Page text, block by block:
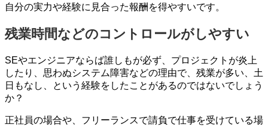
自分の実力や経験に見合った報酬を得やすいです。
残業時間などのコントロールがしやすい
SEやエンジニアならば誰しもが必ず、プロジェクトが炎上
したり、思わぬシステム障害などの理由で、残業が多い、土
日もなし、という経験をしたことがあるのではないでしょう
か？
正社員の場合や、フリーランスで請負で仕事を受けている場